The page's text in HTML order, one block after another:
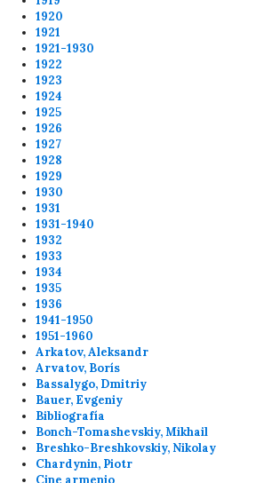
1920
1921
1921-1930
1922
1923
1924
1925
1926
1927
1928
1929
1930
1931
1931-1940
1932
1933
1934
1935
1936
1941-1950
1951-1960
Arkatov, Aleksandr
Arvatov, Borís
Bassalygo, Dmitriy
Bauer, Evgeniy
Bibliografía
Bonch-Tomashevskiy, Mikhail
Breshko-Breshkovskiy, Nikolay
Chardynin, Piotr
Cine armenio